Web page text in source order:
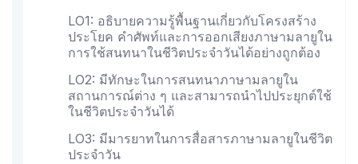
LO1: อธิบายความรู้พื้นฐานเกี่ยวกับโครงสร้าง
ประโยค คําศัพท์และการออกเสียงภาษามลายูใน
การใช้สนทนาในชีวิตประจําวันได้อย่างถูกต้อง
LO2: มีทักษะในการสนทนาภาษามลายูใน
สถานการณ์ต่าง ๆ และสามารถนําไปประยุกต์ใช้
ในชีวิตประจําวันได้
LO3: มีมารยาทในการสื่อสารภาษามลายูในชีวิต
ประจําวัน